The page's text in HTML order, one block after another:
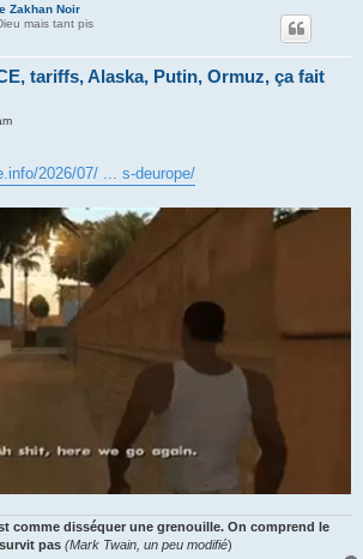
Zakhan Noir
mais tant pis
tariffs, Alaska, Putin, Ormuz, ça fait
2026/07/ ... s-deurope/
comme disséquer une grenouille. On comprend le
pas (Mark Twain, un peu modifié)